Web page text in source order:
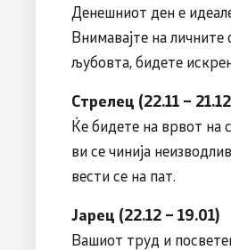
Денешниот ден е
Внимавајте на
љубовта, бидете
Стрелец (22.11 –
Ќе бидете на врвот на
ви се чинија
вести се на пат.
Јарец (22.12 – 19.01)
Вашиот труд и